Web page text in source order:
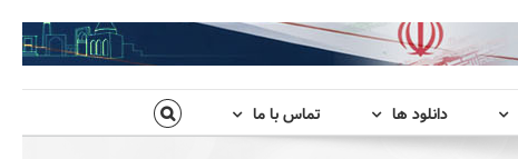
دانلود ها تماس با ما